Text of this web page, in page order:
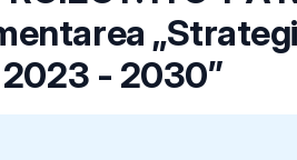
- 2030”